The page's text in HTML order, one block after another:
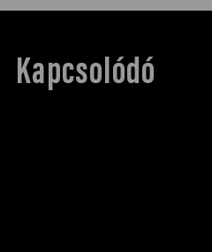
Kapcsolódó